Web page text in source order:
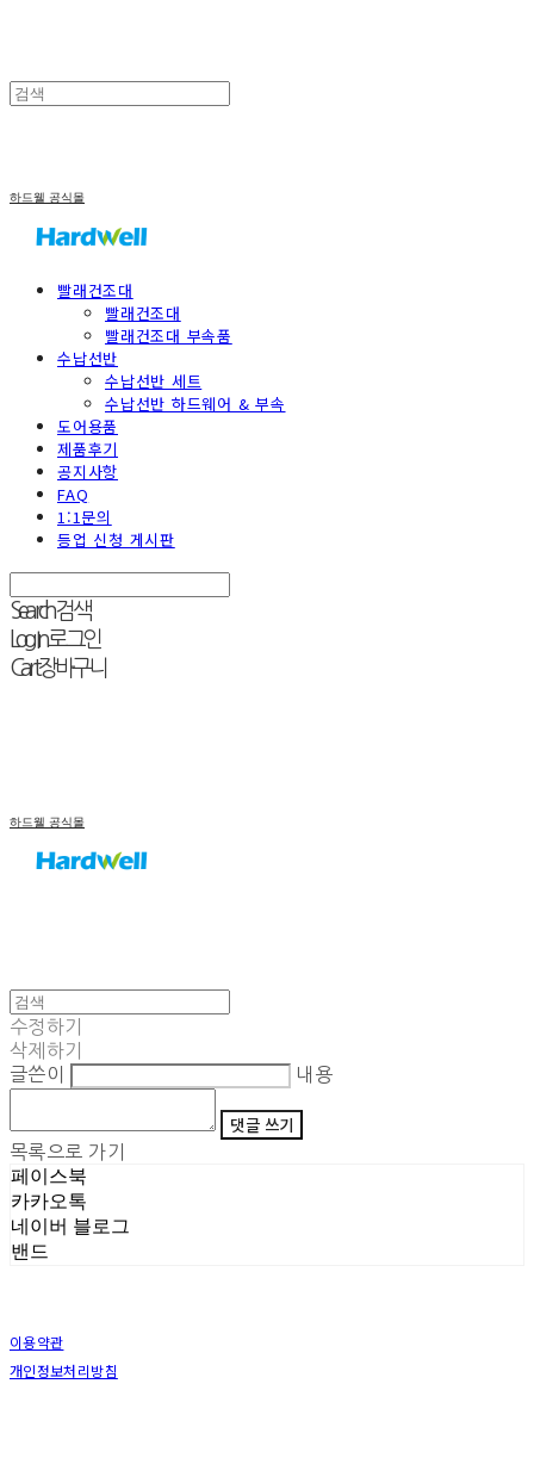
하드웰 공식몰
빨래건조대
빨래건조대
빨래건조대 부속품
수납선반
수납선반 세트
수납선반 하드웨어 & 부속
도어용품
제품후기
공지사항
FAQ
1:1문의
등업 신청 게시판
Search검색
Log In로그인
Cart장바구니
하드웰 공식몰
수정하기
삭제하기
글쓴이
내용
댓글 쓰기
목록으로 가기
페이스북
카카오톡
네이버 블로그
밴드
이용약관
개인정보처리방침